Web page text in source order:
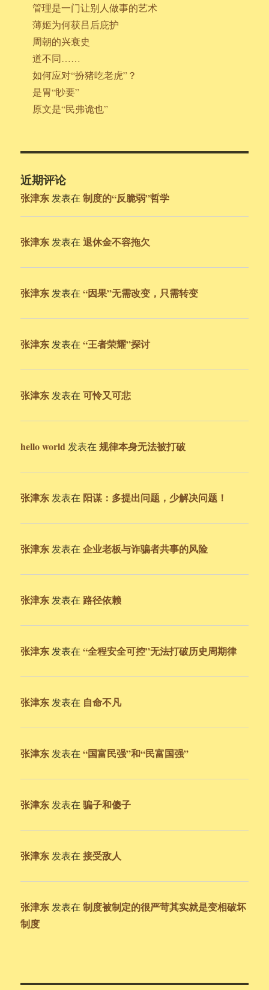
管理是一门让别人做事的艺术
薄姬为何获吕后庇护
周朝的兴衰史
道不同……
如何应对“扮猪吃老虎”？
是胃“眇要”
原文是“民弗诡也”
近期评论
张津东 发表在制度的“反脆弱”哲学
张津东 发表在退休金不容拖欠
张津东 发表在“因果”无需改变，只需转变
张津东 发表在“王者荣耀”探讨
张津东 发表在可怜又可悲
hello world 发表在规律本身无法被打破
张津东 发表在 阳谋：多提出问题，少解决问题！
张津东 发表在企业老板与诈骗者共事的风险
张津东 发表在 路径依赖
张津东 发表在“全程安全可控”无法打破历史周期律
张津东 发表在 自命不凡
张津东 发表在“国富民强”和“民富国强”
张津东 发表在骗子和傻子
张津东 发表在接受敌人
张津东 发表在制度被制定的很严苛其实就是变相破坏
制度